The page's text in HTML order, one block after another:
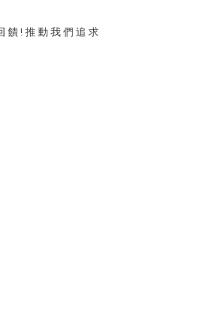
饋 ! 推 動 我 們 追 求